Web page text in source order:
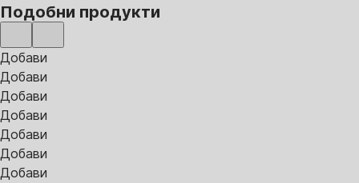
Подобни продукти
Добави
Добави
Добави
Добави
Добави
Добави
Добави